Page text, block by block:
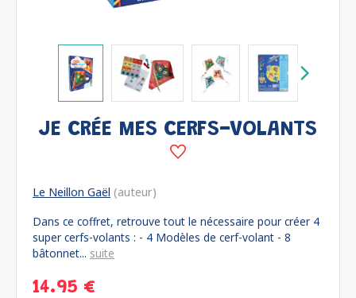
JE CRÉE MES CERFS-VOLANTS
Le Neillon Gaël (auteur)
Dans ce coffret, retrouve tout le nécessaire pour créer 4
super cerfs-volants : - 4 Modèles de cerf-volant - 8
bâtonnet... suite
14.95 €